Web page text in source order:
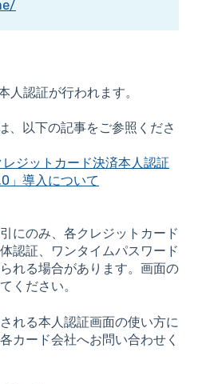
人認証が行われます。
、以下の記事をご参照くださ
レジットカード決済本人認証
」導入について
にのみ、各クレジットカード
認証、ワンタイムパスワード
れる場合があります。画面の
ください。
れる本人認証画面の使い方に
カード会社へお問い合わせく